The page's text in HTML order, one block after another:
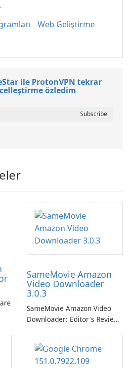
Web Geliştirme
ile ProtonVPN tekrar
özledim
SameMovie Amazon
Video Downloader
3.0.3
SameMovie Amazon Video
Downloader: Editor's Review
Downloader is a desktop
utility for saving Amazon
Prime Video titles and other